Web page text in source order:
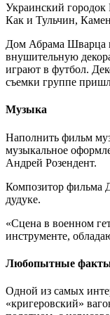
Украинский
Как и Тульчин,
Дом Абрама Шварца
внушительную
играют в футбол.
съемки группе
Музыка
Наполнить фильм
музыкальное
Андрей Розендент.
Композитор фильма
дудуке.
«Сцена в военном
инструменте,
Любопытные
Одной из самых
«кригеровский»